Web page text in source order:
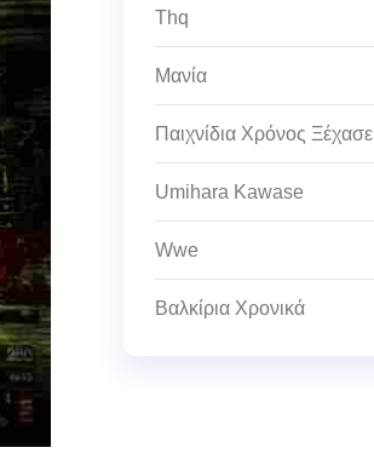
Thq
Μανία
Παιχνίδια Χρόνος Ξέχασε
Umihara Kawase
Wwe
Βαλκίρια Χρονικά